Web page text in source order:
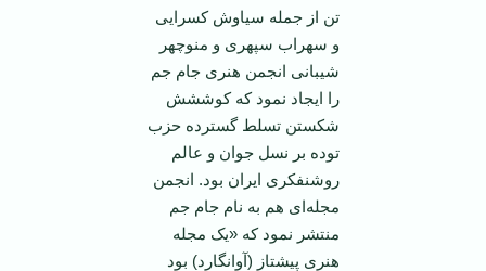
تن از جمله سیاوش کسرایی
و سهراب سپهری و منوچهر
شیبانی انجمن هنری جام جم
را ایجاد نمود که کوششش
شکستن تسلط گسترده حزب
توده بر نسل جوان و عالم
روشنفکری ایران بود. انجمن
مجله‌ای هم به نام جام جم
منتشر نمود که «یک مجله
هنری پیشتاز (آوانگارد) بود